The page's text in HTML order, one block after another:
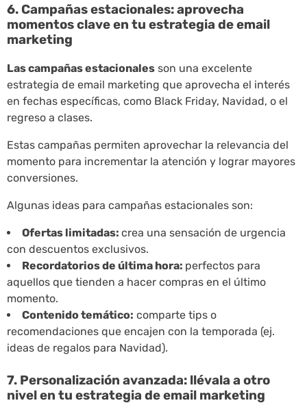
6. Campañas estacionales: aprovecha
momentos clave en tu estrategia de email
marketing
Las campañas estacionales son una excelente
estrategia de email marketing que aprovecha el interés
en fechas específicas, como Black Friday, Navidad, o el
regreso a clases.
Estas campañas permiten aprovechar la relevancia del
momento para incrementar la atención y lograr mayores
conversiones.
Algunas ideas para campañas estacionales son:
Ofertas limitadas: crea una sensación de urgencia
con descuentos exclusivos.
Recordatorios de última hora: perfectos para
aquellos que tienden a hacer compras en el último
momento.
Contenido temático: comparte tips o
recomendaciones que encajen con la temporada (ej.
ideas de regalos para Navidad).
7. Personalización avanzada: llévala a otro
nivel en tu estrategia de email marketing